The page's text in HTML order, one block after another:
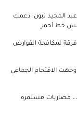
المجيد تبون: دعمك
خط أحمر
لمكافحة القوارض
الاقتحام الجماعي
مضاربات مستمرة